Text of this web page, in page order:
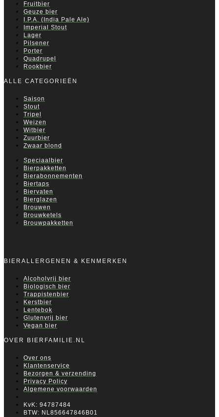
Fruitbier
Geuze bier
I.P.A. (India Pale Ale)
Imperial Stout
Lager
Pilsener
Porter
Quadrupel
Rookbier
ALLE CATEGORIEËN
Saison
Stout
Tripel
Weizen
Witbier
Zuurbier
Zwaar blond
Speciaalbier
Bierpakketten
Bierabonnementen
Biertaps
Biervaten
Bierglazen
Brouwen
Brouwketels
Brouwpakketten
BIERALLERGENEN & KENMERKEN
Alcoholvrij bier
Biologisch bier
Trappistenbier
Kerstbier
Lentebok
Glutenvrij bier
Vegan bier
OVER BIERFAMILIE.NL
Over ons
Klantenservice
Bezorgen & verzending
Privacy Policy
Algemene voorwaarden
KvK: 94787484
BTW: NL856647846B01